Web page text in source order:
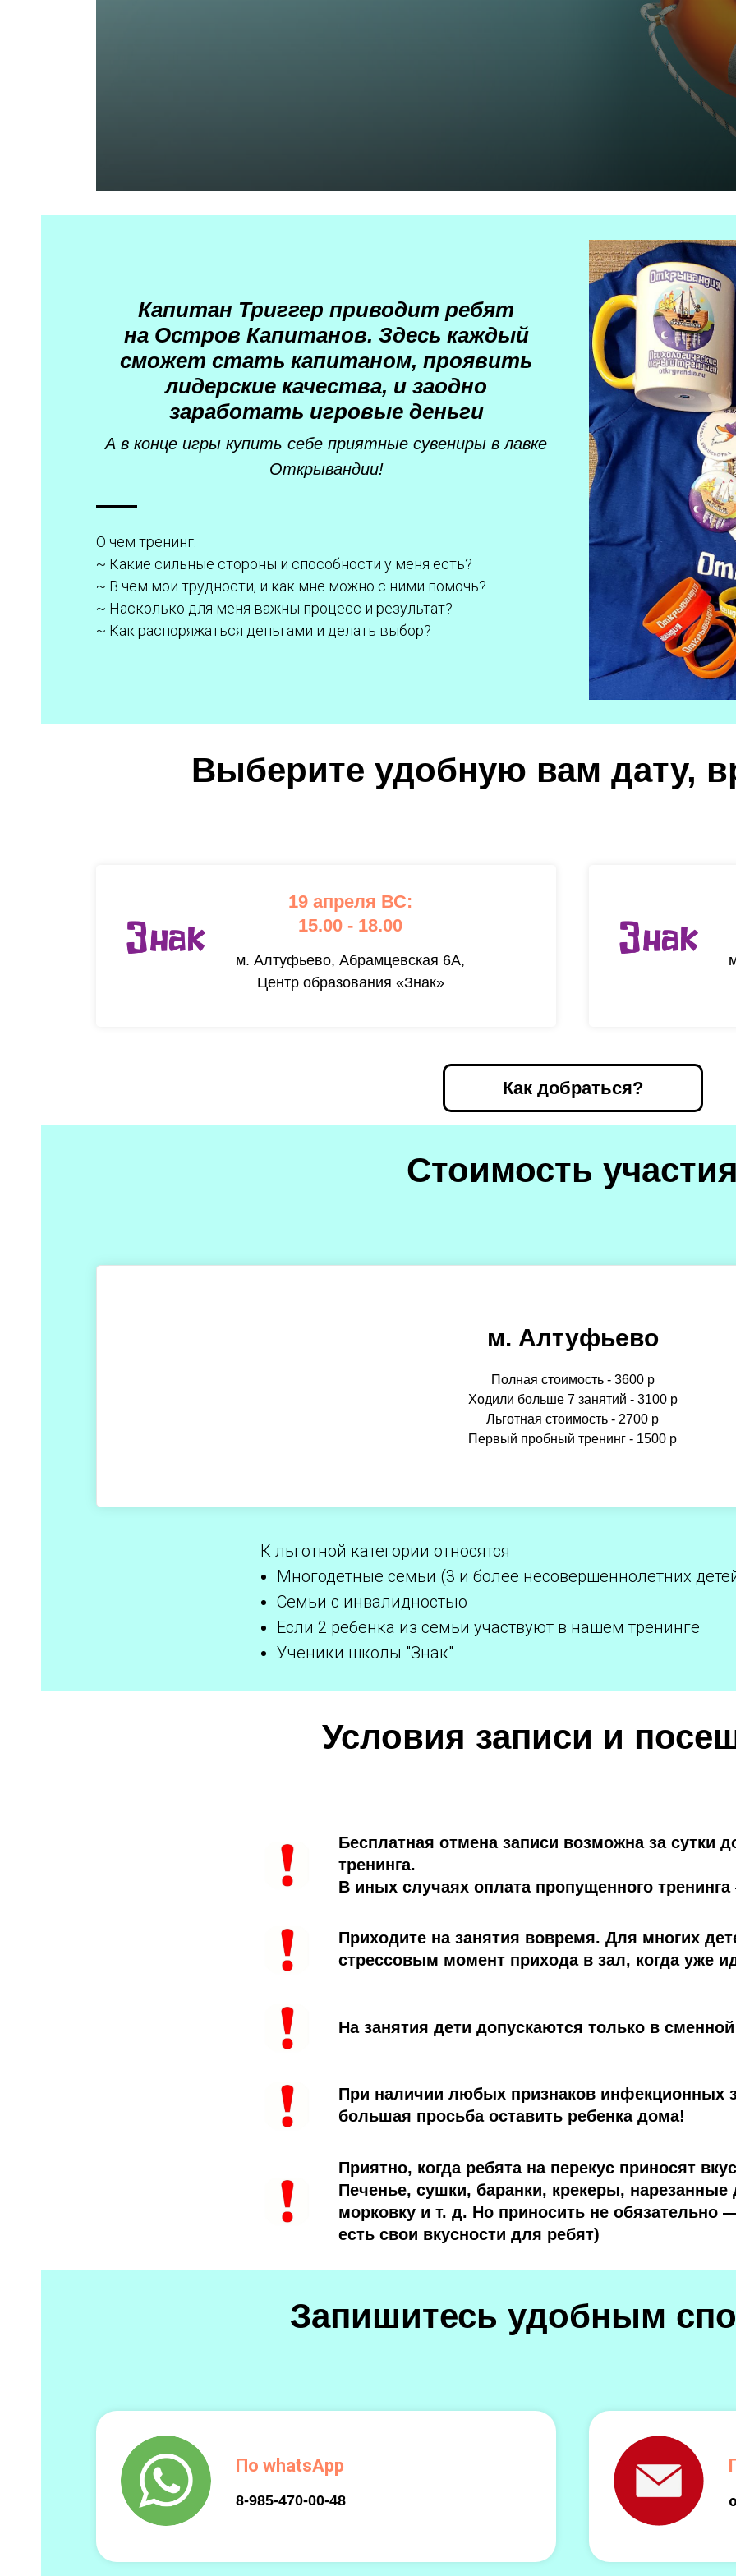
Капитан Триггер приводит ребят
на Остров Капитанов. Здесь каждый
сможет стать капитаном, проявить
лидерские качества, и заодно
заработать игровые деньги
А в конце игры купить себе приятные сувениры в лавке
Открывандии!
О чем тренинг:
~ Какие сильные стороны и способности у меня есть?
~ В чем мои трудности, и как мне можно с ними помочь?
~ Насколько для меня важны процесс и результат?
~ Как распоряжаться деньгами и делать выбор?
Выберите удобную вам дату,
19 апреля ВС:
15.00 - 18.00
м. Алтуфьево, Абрамцевская 6А,
Центр образования «Знак»
Как добраться?
Стоимость
м. Алтуфьево
Полная стоимость - 3600 р
Ходили больше 7 занятий - 3100 р
Льготная стоимость - 2700 р
Первый пробный тренинг - 1500 р
К льготной категории относятся
Многодетные семьи (3 и более несовершеннолетних
Семьи с инвалидностью
Если 2 ребенка из семьи участвуют в нашем тренинге
Ученики школы "Знак"
Условия записи и
Бесплатная отмена записи возможна за сутки
тренинга.
В иных случаях оплата пропущенного
Приходите на занятия вовремя. Для многих
стрессовым момент прихода в зал, когда уже
На занятия дети допускаются только в
При наличии любых признаков инфекционных
большая просьба оставить ребенка дома!
Приятно, когда ребята на перекус приносят
Печенье, сушки, баранки, крекеры,
морковку и т. д. Но приносить не обязательно
есть свои вкусности для ребят)
Запишитесь удобным
По whatsApp
8-985-470-00-48